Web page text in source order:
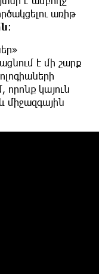
առիթ
։
է մի շարք
որոնք կայուն
միջազգային